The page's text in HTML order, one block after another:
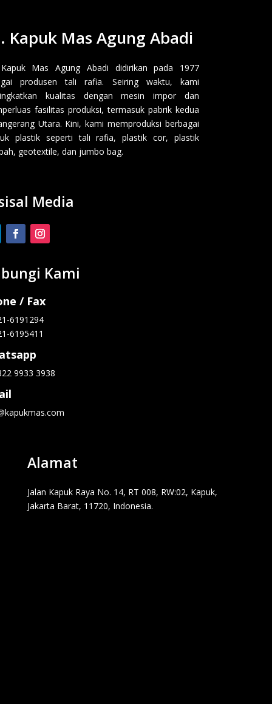
Kapuk Mas Agung Abadi
Mas Agung Abadi didirikan pada 1977
produsen tali rafia. Seiring waktu, kami
kualitas dengan mesin impor dan
fasilitas produksi, termasuk pabrik kedua
Utara. Kini, kami memproduksi berbagai
plastik seperti tali rafia, plastik cor, plastik
geotextile, dan jumbo bag.
Media
Kami
/ Fax
6191294
6195411
9933 3938
Alamat
Jalan Kapuk Raya No. 14, RT 008, RW:02, Kapuk,
Jakarta Barat, 11720, Indonesia.